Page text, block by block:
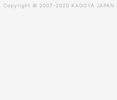
Copyright © 2007-2020 KAGOYA JAPAN